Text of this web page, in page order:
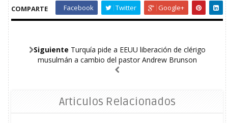
COMPARTE Facebook Twitter Google+
Siguiente Turquía pide a EEUU liberación de clérigo
musulmán a cambio del pastor Andrew Brunson
Articulos Relacionados